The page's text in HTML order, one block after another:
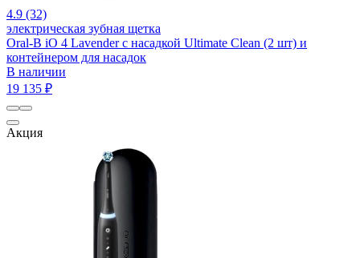
4.9 (32)
электрическая зубная щетка
Oral-B iO 4 Lavender с насадкой Ultimate Clean (2 шт) и
контейнером для насадок
В наличии
19 135 ₽
Акция